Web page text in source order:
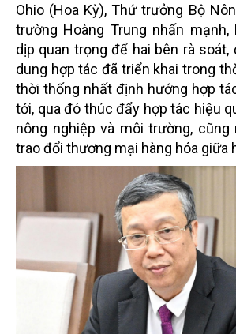
Ohio (Hoa Kỳ), Thứ trưởng Bộ
trường Hoàng Trung nhấn mạnh,
dịp quan trọng để hai bên rà soát,
dung hợp tác đã triển khai trong
thời thống nhất định hướng hợp
tới, qua đó thúc đẩy hợp tác hiệu
nông nghiệp và môi trường,
trao đổi thương mại hàng hóa giữa